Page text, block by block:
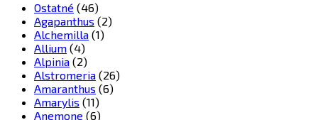
Ostatné (46)
Agapanthus (2)
Alchemilla (1)
Allium (4)
Alpinia (2)
Alstromeria (26)
Amaranthus (6)
Amarylis (11)
Anemone (6)